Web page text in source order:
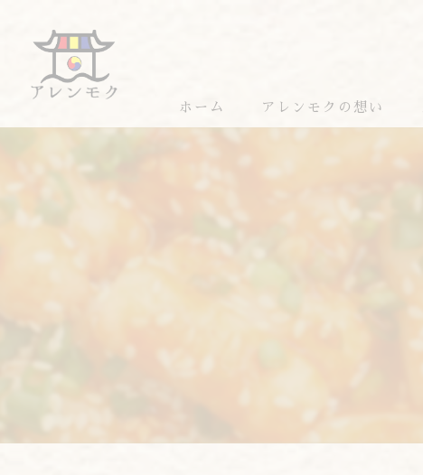
ホーム アレンモクの想い